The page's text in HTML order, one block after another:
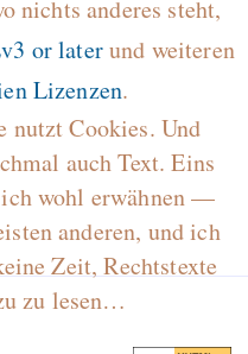
nichts anderes steht,
or laterund weiteren
Lizenzen.
nutzt Cookies. Und
auch Text. Eins
ich wohl erwähnen —
anderen, und ich
Zeit, Rechtstexte
zu lesen…
Alltag in
Klimaneutralen Welt
Nebelfest -
Rissen
Curb impacts
programming to